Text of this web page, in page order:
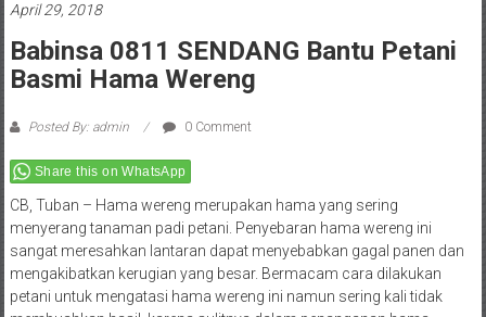
April 29, 2018
Babinsa 0811 SENDANG Bantu Petani
Basmi Hama Wereng
Posted By: admin 0 Comment
Share this on WhatsApp
CB, Tuban – Hama wereng merupakan hama yang sering
menyerang tanaman padi petani. Penyebaran hama wereng ini
sangat meresahkan lantaran dapat menyebabkan gagal panen dan
mengakibatkan kerugian yang besar. Bermacam cara dilakukan
petani untuk mengatasi hama wereng ini namun sering kali tidak